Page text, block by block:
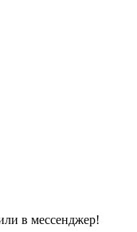
в мессенджер!